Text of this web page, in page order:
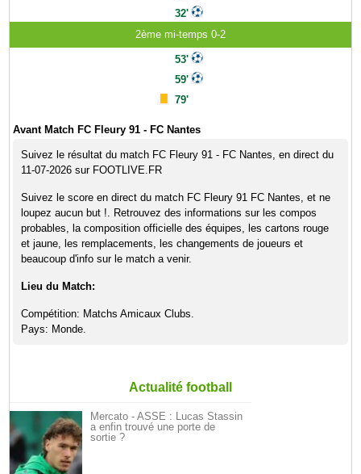
32'
2ème mi-temps 0-2
53'
59'
79'
Avant Match FC Fleury 91 - FC Nantes
Suivez le résultat du match FC Fleury 91 - FC Nantes, en direct du
11-07-2026 sur FOOTLIVE.FR
Suivez le score en direct du match FC Fleury 91 FC Nantes, et ne
loupez aucun but !. Retrouvez des informations sur les compos
probables, la composition officielle des équipes, les cartons rouge
et jaune, les remplacements, les changements de joueurs et
beaucoup d'info sur le match a venir.
Lieu du Match:
Compétition: Matchs Amicaux Clubs.
Pays: Monde.
Actualité football
Mercato - ASSE : Lucas Stassin
a enfin trouvé une porte de
sortie ?